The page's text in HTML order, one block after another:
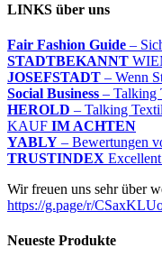
LINKS über uns
Fair Fashion Guide –
STADTBEKANNT
JOSEFSTADT – Wenn
Social Business – Talking
HEROLD – Talking
KAUF IM ACHTEN
YABLY – Bewertungen
TRUSTINDEX
Wir freuen uns sehr über
https://g.page/r/
Neueste Produkte